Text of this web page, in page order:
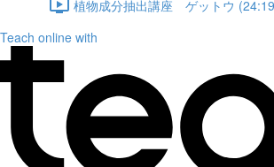
植物成分抽出講座 ゲットウ
Teach online with